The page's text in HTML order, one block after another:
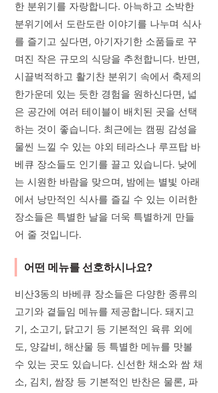
한 분위기를 자랑합니다. 아늑하고 소박한
분위기에서 도란도란 이야기를 나누며 식사
를 즐기고 싶다면, 아기자기한 소품들로 꾸
며진 작은 규모의 식당을 추천합니다. 반면,
시끌벅적하고 활기찬 분위기 속에서 축제의
한가운데 있는 듯한 경험을 원하신다면, 넓
은 공간에 여러 테이블이 배치된 곳을 선택
하는 것이 좋습니다. 최근에는 캠핑 감성을
물씬 느낄 수 있는 야외 테라스나 루프탑 바
베큐 장소들도 인기를 끌고 있습니다. 낮에
는 시원한 바람을 맞으며, 밤에는 별빛 아래
에서 낭만적인 식사를 즐길 수 있는 이러한
장소들은 특별한 날을 더욱 특별하게 만들
어 줄 것입니다.
어떤 메뉴를 선호하시나요?
비산3동의 바베큐 장소들은 다양한 종류의
고기와 곁들임 메뉴를 제공합니다. 돼지고
기, 소고기, 닭고기 등 기본적인 육류 외에
도, 양갈비, 해산물 등 특별한 메뉴를 맛볼
수 있는 곳도 있습니다. 신선한 채소와 쌈 채
소, 김치, 쌈장 등 기본적인 반찬은 물론, 파